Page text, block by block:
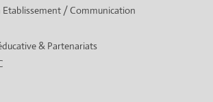
/ Communication
& Partenariats